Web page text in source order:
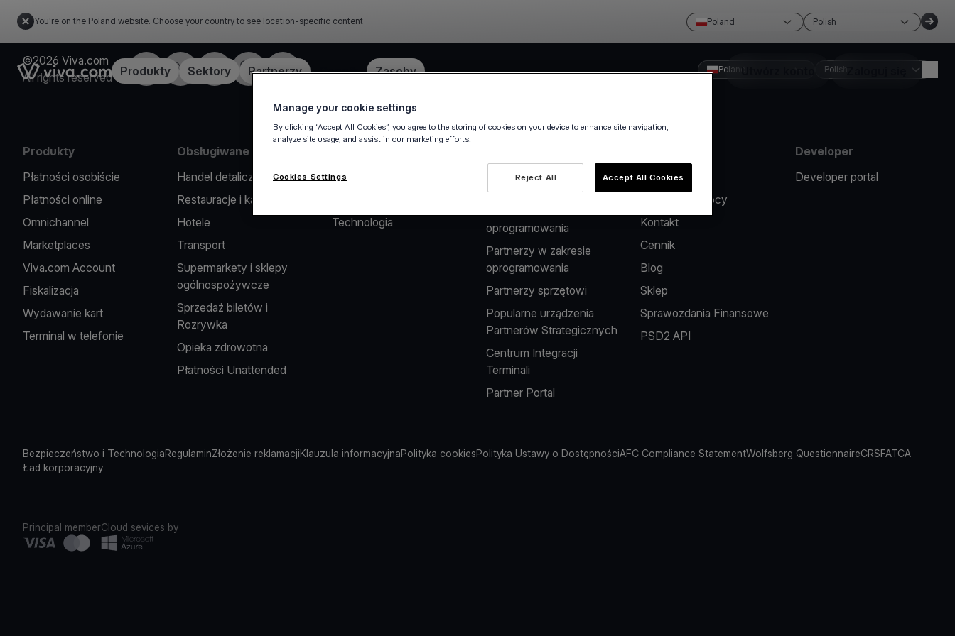
You're on the Poland website. Choose your country to see location-specific content Poland Polish
Link to the homepageProdukty Sektory Partnerzy Cennik Zasoby Utwórz konto
©2026 Viva.com
All rights reserved
Facebook
X LinkedInInstagramYouTube Poland Polish
Produkty
Płatności osobiście
Płatności online
Omnichannel
Marketplaces
Viva.com Account
Fiskalizacja
Wydawanie kart
Terminal w telefonie
Obsługiwane branże
Handel detaliczny
Restauracje i kawiarnie
Hotele
Transport
Supermarkety i sklepy
ogólnospożywcze
Sprzedaż biletów i
Rozrywka
Opieka zdrowotna
Płatności Unattended
Firma
Technologia
Partnerów
Rozwiązania płatnicze dla
oprogramowania
Partnerzy w zakresie
oprogramowania
Partnerzy sprzętowi
Popularne urządzenia
Partnerów Strategicznych
Centrum Integracji
Terminali
Partner Portal
Zgłoś problem
Centrum pomocy
Kontakt
Cennik
Blog
Sklep
Sprawozdania Finansowe
PSD2 API
Developer
Developer portal
Bezpieczeństwo i TechnologiaRegulaminZłożenie reklamacjiKlauzula informacyjnaPolityka cookiesPolityka Ustawy o DostępnościAFC Compliance StatementWolfsberg QuestionnaireCRSFATCA
Ład korporacyjny
Principal memberCloud sevices by
Manage your cookie settings
By clicking “Accept All Cookies”, you agree to the storing of cookies on your device to enhance site navigation,
analyze site usage, and assist in our marketing efforts.
Reject All Accept All Cookies
Cookies Settings